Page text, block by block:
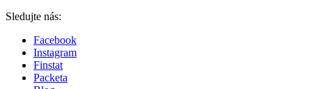
Sledujte nás:
Facebook
Instagram
Finstat
Packeta